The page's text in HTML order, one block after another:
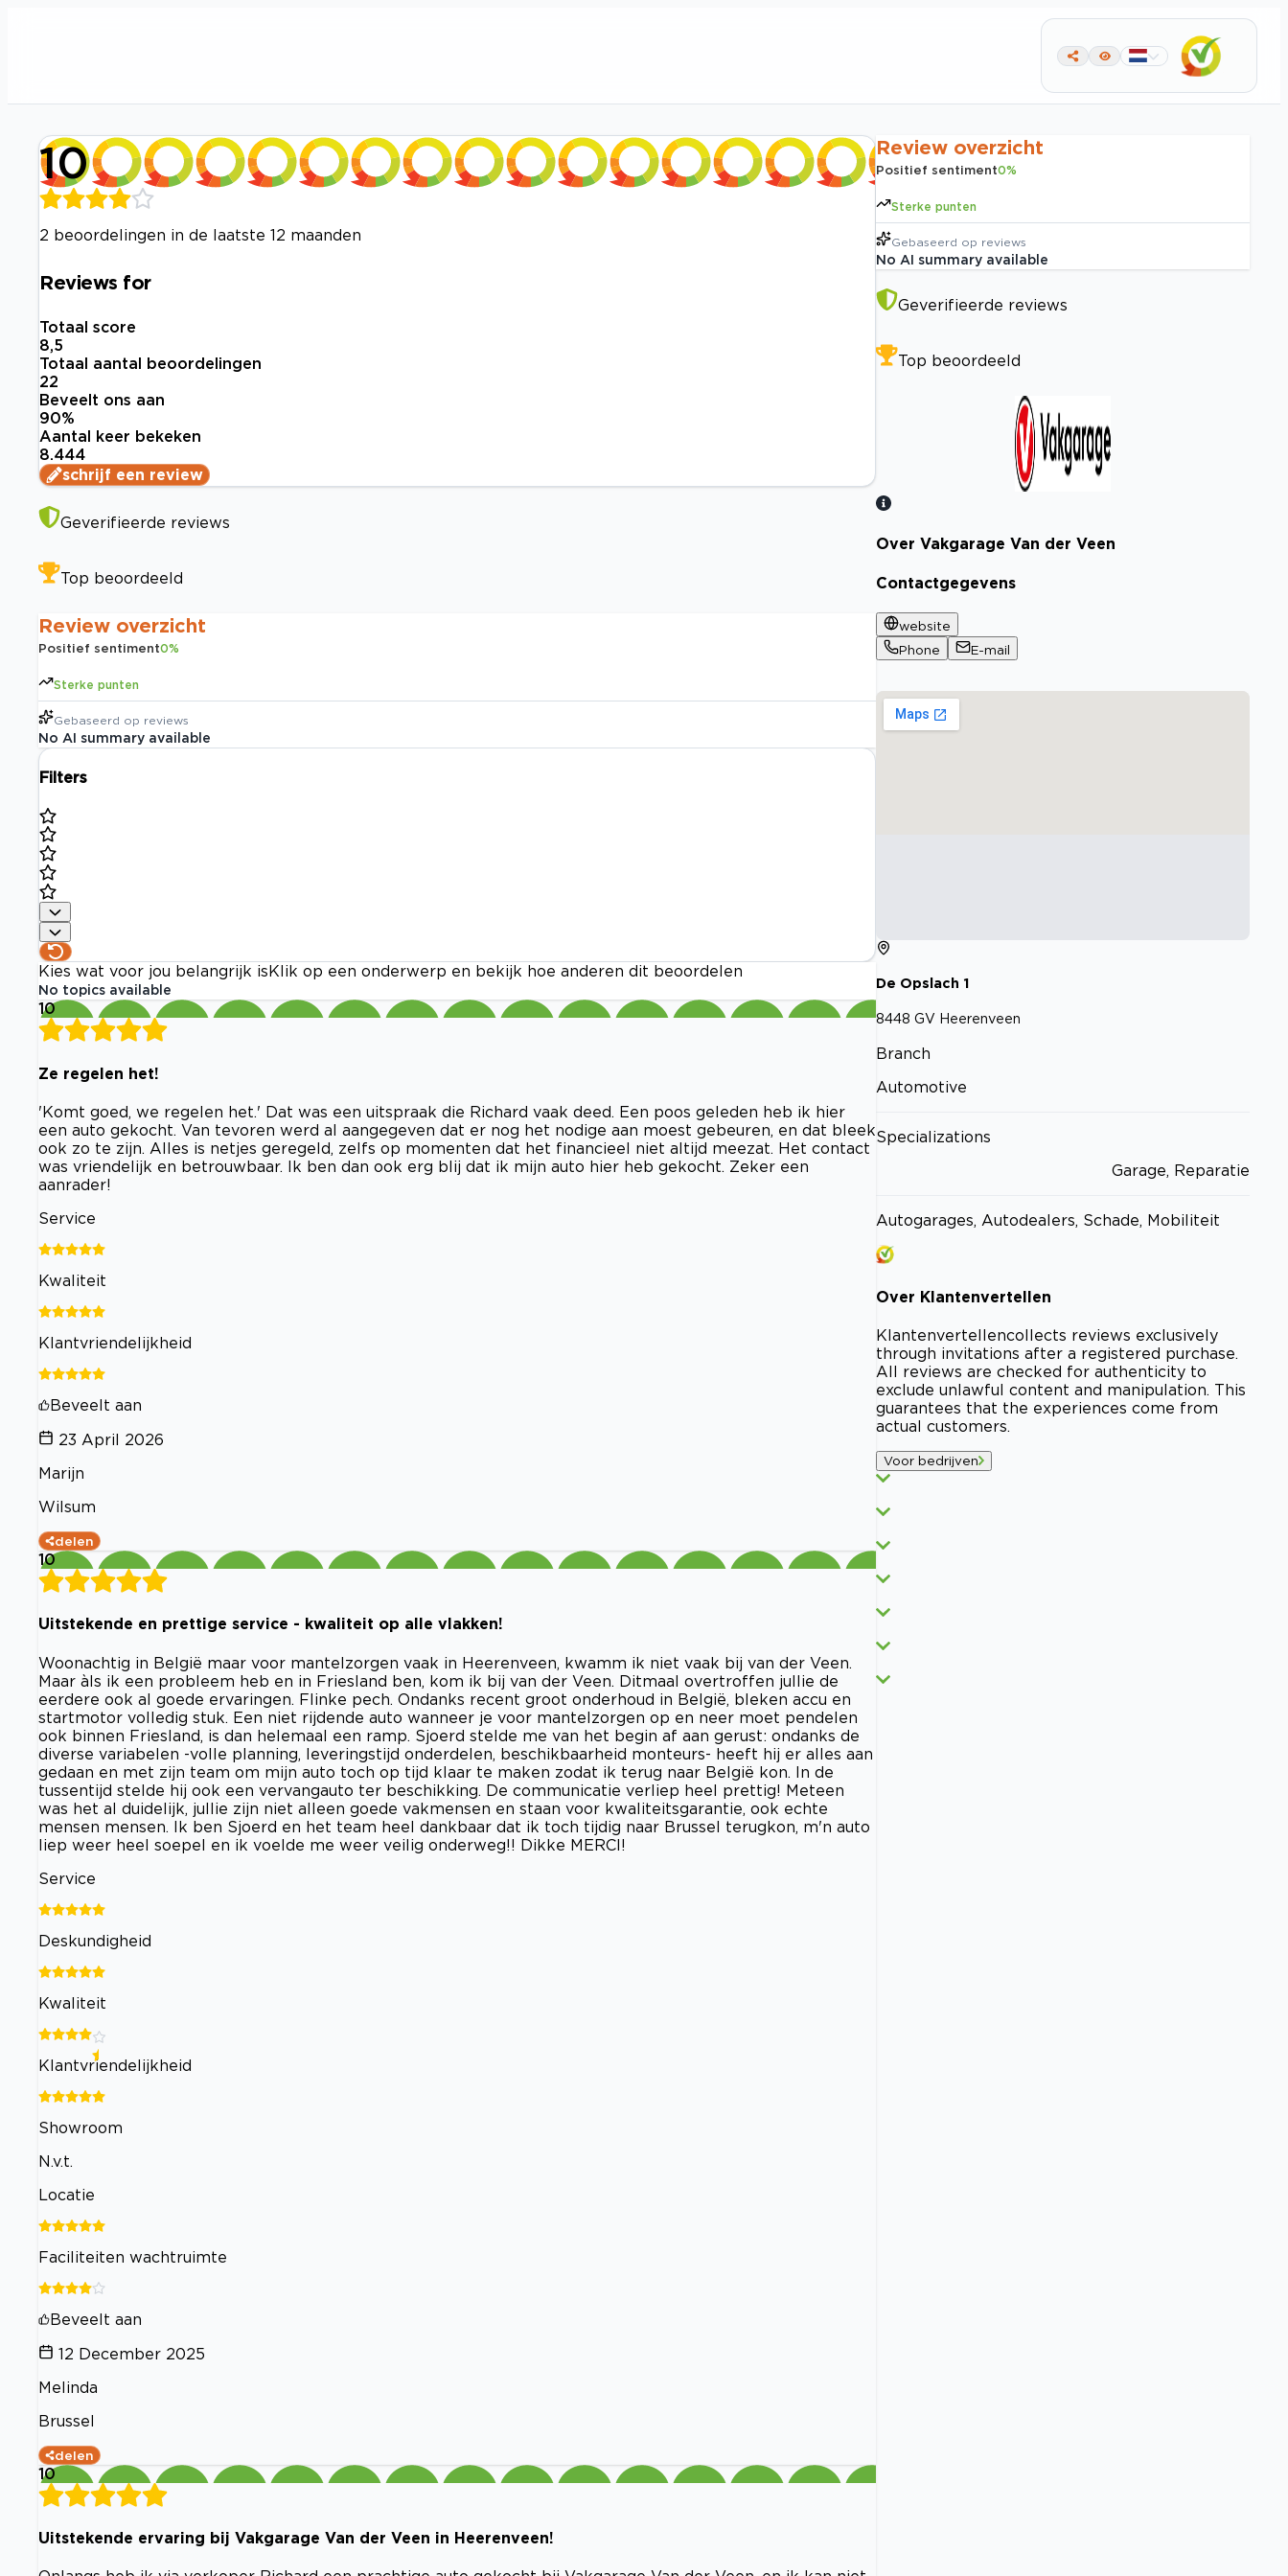
10
2 beoordelingen in de laatste 12 maanden
Reviews for
Totaal score
8,5
Totaal aantal beoordelingen
22
Beveelt ons aan
90%
Aantal keer bekeken
8.444
schrijf een review
Geverifieerde reviews
Top beoordeeld
Review overzicht
Positief sentiment0%
Sterke punten
Gebaseerd op reviews
No AI summary available
Filters
Kies wat voor jou belangrijk is Klik op een onderwerp en bekijk hoe anderen dit beoordelen
No topics available
10
Ze regelen het!
'Komt goed, we regelen het.' Dat was een uitspraak die Richard vaak deed. Een poos geleden heb ik hier
een auto gekocht. Van tevoren werd al aangegeven dat er nog het nodige aan moest gebeuren, en dat bleek
ook zo te zijn. Alles is netjes geregeld, zelfs op momenten dat het financieel niet altijd meezat. Het contact
was vriendelijk en betrouwbaar. Ik ben dan ook erg blij dat ik mijn auto hier heb gekocht. Zeker een
aanrader!
Service
Kwaliteit
Klantvriendelijkheid
Beveelt aan
23 April 2026
Marijn
Wilsum
delen
10
Uitstekende en prettige service - kwaliteit op alle vlakken!
Woonachtig in België maar voor mantelzorgen vaak in Heerenveen, kwamm ik niet vaak bij van der Veen.
Maar àls ik een probleem heb en in Friesland ben, kom ik bij van der Veen. Ditmaal overtroffen jullie de
eerdere ook al goede ervaringen. Flinke pech. Ondanks recent groot onderhoud in België, bleken accu en
startmotor volledig stuk. Een niet rijdende auto wanneer je voor mantelzorgen op en neer moet pendelen
ook binnen Friesland, is dan helemaal een ramp. Sjoerd stelde me van het begin af aan gerust: ondanks de
diverse variabelen -volle planning, leveringstijd onderdelen, beschikbaarheid monteurs- heeft hij er alles aan
gedaan en met zijn team om mijn auto toch op tijd klaar te maken zodat ik terug naar België kon. In de
tussentijd stelde hij ook een vervangauto ter beschikking. De communicatie verliep heel prettig! Meteen
was het al duidelijk, jullie zijn niet alleen goede vakmensen en staan voor kwaliteitsgarantie, ook echte
mensen mensen. Ik ben Sjoerd en het team heel dankbaar dat ik toch tijdig naar Brussel terugkon, m'n auto
liep weer heel soepel en ik voelde me weer veilig onderweg!! Dikke MERCI!
Service
Deskundigheid
Kwaliteit
Klantvriendelijkheid
Showroom
N.v.t.
Locatie
Faciliteiten wachtruimte
Beveelt aan
12 December 2025
Melinda
Brussel
delen
10
Uitstekende ervaring bij Vakgarage Van der Veen in Heerenveen!
Review overzicht
Positief sentiment0%
Sterke punten
Gebaseerd op reviews
No AI summary available
Geverifieerde reviews
Top beoordeeld
Bekijk certificaat
Over Vakgarage Van der Veen
Contactgegevens
website
Phone
E-mail
De Opslach 1
8448 GV Heerenveen
Branch
Automotive
Specializations
Garage, Reparatie
Autogarages, Autodealers, Schade, Mobiliteit
Over Klantenvertellen
Klantenvertellencollects reviews exclusively
through invitations after a registered purchase.
All reviews are checked for authenticity to
exclude unlawful content and manipulation. This
guarantees that the experiences come from
actual customers.
Voor bedrijven